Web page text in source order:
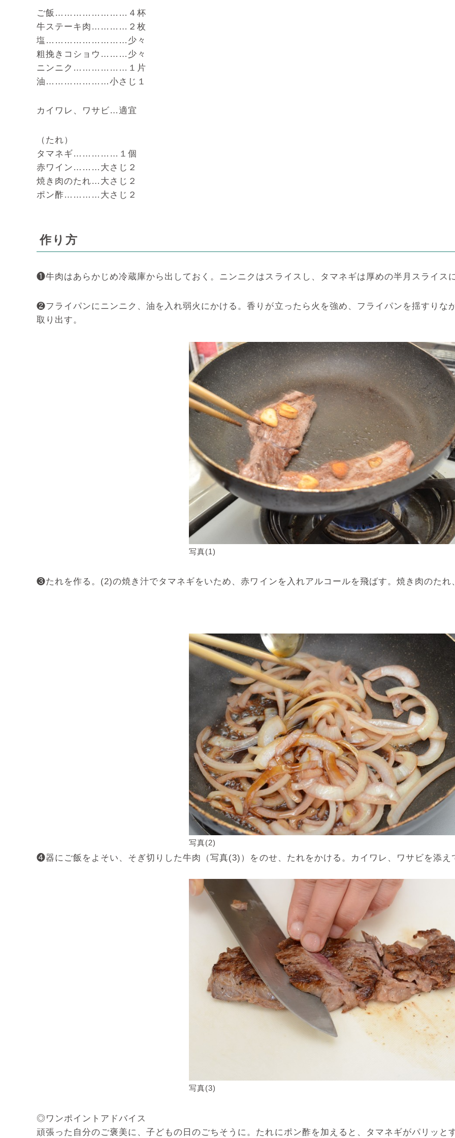
ご飯……………………４杯
牛ステーキ肉…………２枚
塩………………………少々
粗挽きコショウ………少々
ニンニク………………１片
油…………………小さじ１
カイワレ、ワサビ…適宜
（たれ）
タマネギ……………１個
赤ワイン………大さじ２
焼き肉のたれ…大さじ２
ポン酢…………大さじ２
作り方
❶牛肉はあらかじめ冷蔵庫から出しておく。ニンニクはスライスし、タマネギは厚めの半月スライス
❷フライパンにニンニク、油を入れ弱火にかける。香りが立ったら火を強め、フライパンを揺すりな
取り出す。
写真(1)
❸たれを作る。(2)の焼き汁でタマネギをいため、赤ワインを入れアルコールを飛ばす。焼き肉のた
写真(2)
❹器にご飯をよそい、そぎ切りした牛肉（写真(3)）をのせ、たれをかける。カイワレ、ワサビを添え
写真(3)
◎ワンポイントアドバイス
頑張った自分のご褒美に、子どもの日のごちそうに。たれにポン酢を加えると、タマネギがパリッと